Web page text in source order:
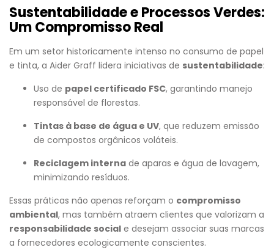
Sustentabilidade e Processos Verdes:
Um Compromisso Real
Em um setor historicamente intenso no consumo de papel
e tinta, a Aider Graff lidera iniciativas de sustentabilidade:
Uso de papel certificado FSC, garantindo manejo
responsável de florestas.
Tintas à base de água e UV, que reduzem emissão
de compostos orgânicos voláteis.
Reciclagem interna de aparas e água de lavagem,
minimizando resíduos.
Essas práticas não apenas reforçam o compromisso
ambiental, mas também atraem clientes que valorizam a
responsabilidade social e desejam associar suas marcas
a fornecedores ecologicamente conscientes.